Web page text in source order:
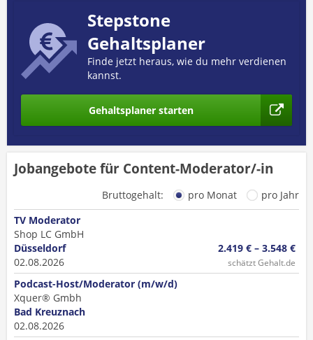
Stepstone
Gehaltsplaner
Finde jetzt heraus, wie du mehr verdienen
kannst.
Gehaltsplaner starten
Jobangebote für Content-Moderator/-in
Bruttogehalt: pro Monat
pro Jahr
TV Moderator
Shop LC GmbH
Düsseldorf
02.08.2026
2.419 € – 3.548 €
schätzt Gehalt.de
Podcast-Host/Moderator (m/w/d)
Xquer® Gmbh
Bad Kreuznach
02.08.2026